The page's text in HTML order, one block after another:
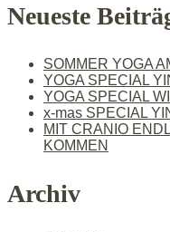
Neueste
SOMMER YOGA
YOGA SPECIAL
YOGA SPECIAL
x-mas SPECIAL
MIT CRANIO
KOMMEN
Archiv